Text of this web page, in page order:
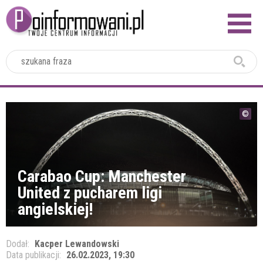
Carabao Cup: Manchester
United z pucharem ligi
angielskiej!
Dodał: Kacper Lewandowski
Data publikacji: 26.02.2023, 19:30